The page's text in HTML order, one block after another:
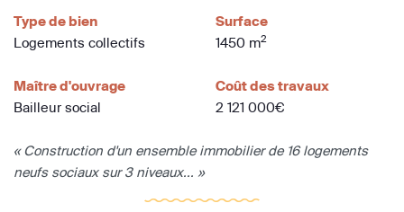
Type de bien
Logements collectifs
Surface
1450 m2
Maître d'ouvrage
Bailleur social
Coût des travaux
2 121 000€
« Construction d'un ensemble immobilier de 16 logements
neufs sociaux sur 3 niveaux... »